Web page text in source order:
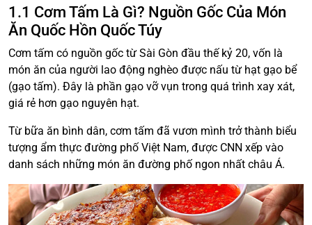
1.1 Cơm Tấm Là Gì? Nguồn Gốc Của Món
Ăn Quốc Hồn Quốc Túy
Cơm tấm có nguồn gốc từ Sài Gòn đầu thế kỷ 20, vốn là
món ăn của người lao động nghèo được nấu từ hạt gạo bể
(gạo tấm). Đây là phần gạo vỡ vụn trong quá trình xay xát,
giá rẻ hơn gạo nguyên hạt.
Từ bữa ăn bình dân, cơm tấm đã vươn mình trở thành biểu
tượng ẩm thực đường phố Việt Nam, được CNN xếp vào
danh sách những món ăn đường phố ngon nhất châu Á.